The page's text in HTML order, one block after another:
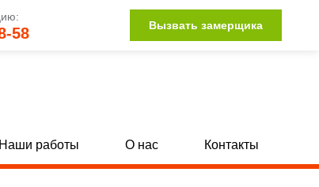
58 Вызвать замерщика
Наши работы О нас Контакты